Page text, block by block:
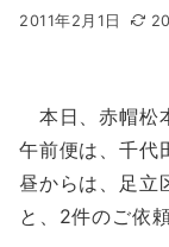
2011年2月1日
本日、赤帽松
午前便は、千代
昼からは、足立
と、2件のご依